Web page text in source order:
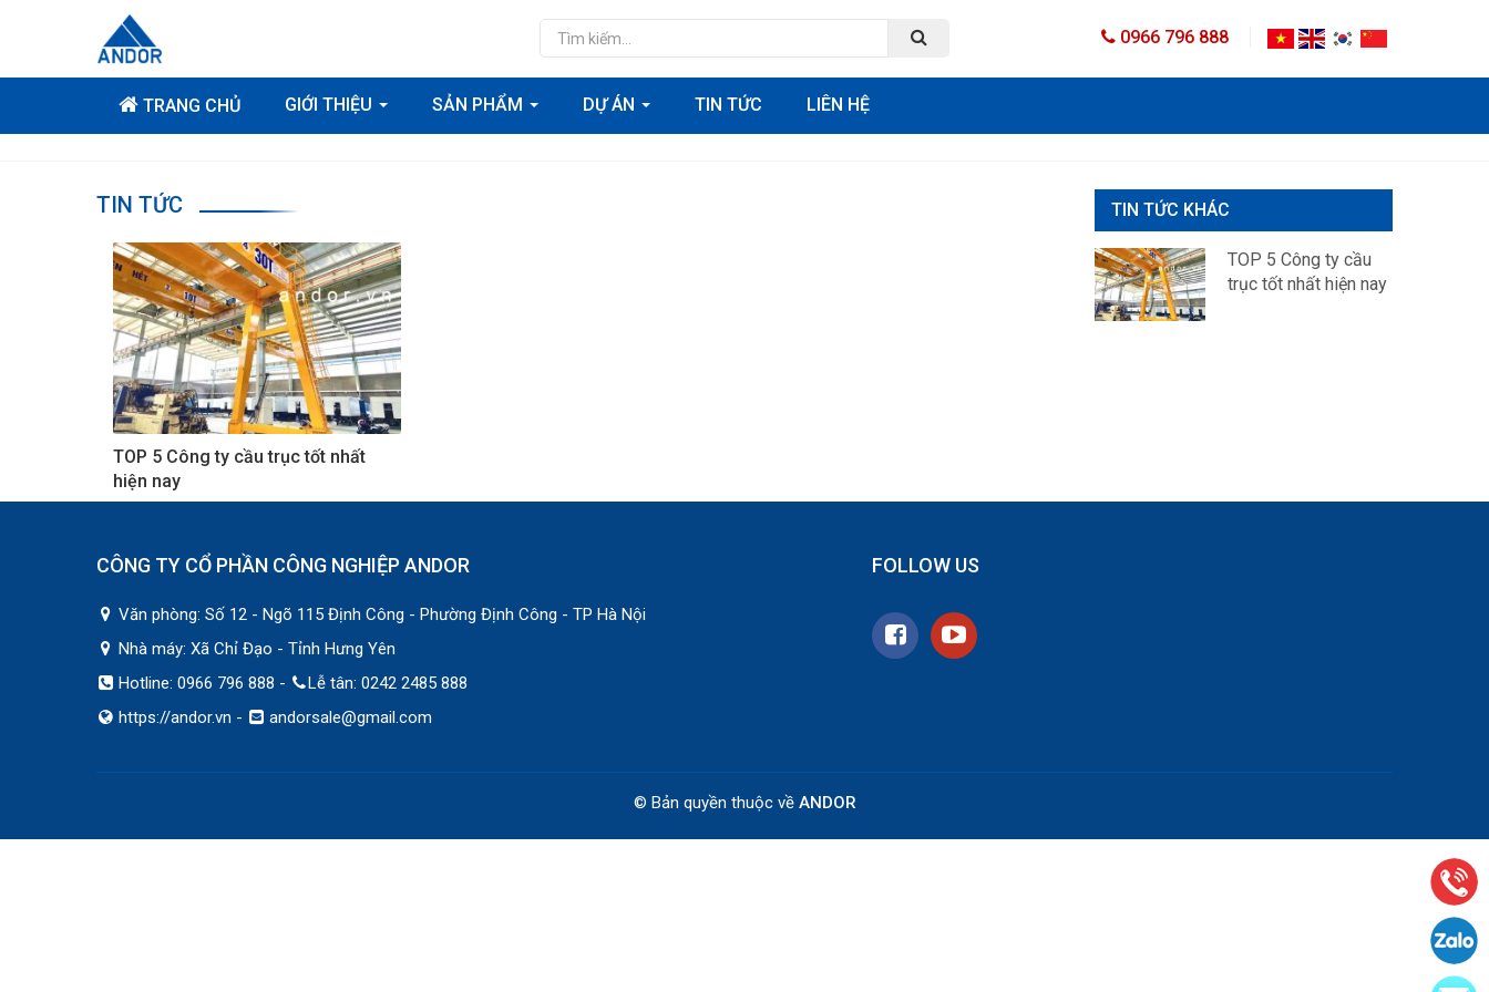
0966 796 888
TRANG CHỦ GIỚI THIỆU SẢN PHẨM DỰ ÁN TIN TỨC LIÊN HỆ
TIN TỨC KHÁC
TOP 5 Công ty cầu
trục tốt nhất hiện nay
TIN TỨC
TOP 5 Công ty cầu trục tốt nhất
hiện nay
CÔNG TY CỔ PHẦN CÔNG NGHIỆP ANDOR
Văn phòng: Số 12 - Ngõ 115 Định Công - Phường Định Công - TP Hà Nội
Nhà máy: Xã Chỉ Đạo - Tỉnh Hưng Yên
Hotline: 0966 796 888 -
Lễ tân: 0242 2485 888
https://andor.vn - andorsale@gmail.com
FOLLOW US
© Bản quyền thuộc về ANDOR